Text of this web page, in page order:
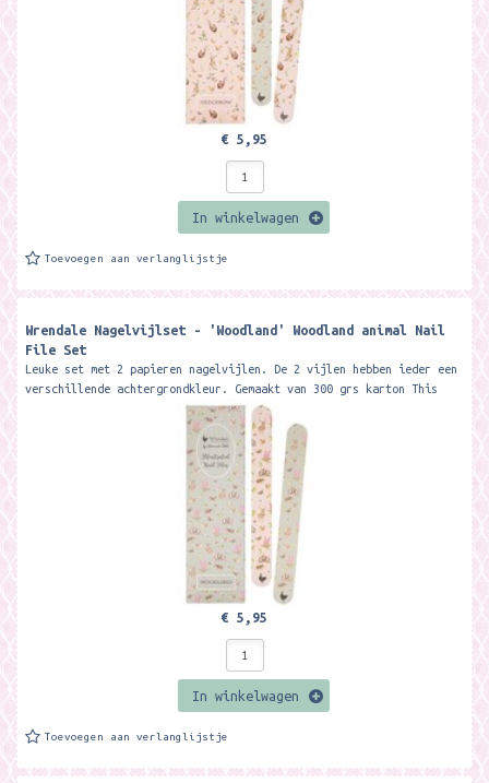
€ 5,95
In winkelwagen
Toevoegen aan verlanglijstje
Wrendale Nagelvijlset - 'Woodland' Woodland animal Nail
File Set
Leuke set met 2 papieren nagelvijlen. De 2 vijlen hebben ieder een
verschillende achtergrondkleur. Gemaakt van 300 grs karton This
€ 5,95
In winkelwagen
Toevoegen aan verlanglijstje